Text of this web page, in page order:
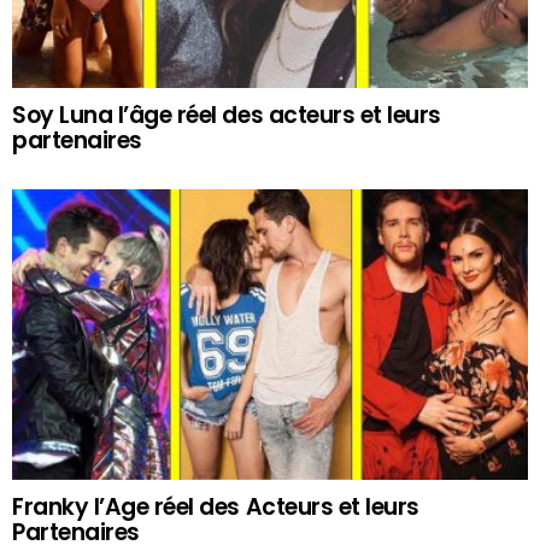
Soy Luna l’âge réel des acteurs et leurs
partenaires
Franky l’Age réel des Acteurs et leurs
Partenaires